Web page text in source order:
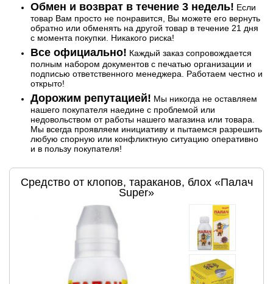
Обмен и возврат в течение 3 недель! Если
товар Вам просто не понравится, Вы можете его вернуть
обратно или обменять на другой товар в течение 21 дня
с момента покупки. Никакого риска!
Все официально! Каждый заказ сопровождается
полным набором документов с печатью организации и
подписью ответственного менеджера. Работаем честно и
открыто!
Дорожим репутацией! Мы никогда не оставляем
нашего покупателя наедине с проблемой или
недовольством от работы нашего магазина или товара.
Мы всегда проявляем инициативу и пытаемся разрешить
любую спорную или конфликтную ситуацию оперативно
и в пользу покупателя!
Средство от клопов, тараканов, блох «Палач
Super»